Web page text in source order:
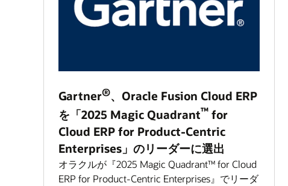
Gartner®、Oracle Fusion Cloud ERP
を「2025 Magic Quadrant™ for
Cloud ERP for Product-Centric
Enterprises」のリーダーに選出
オラクルが『2025 Magic Quadrant™ for Cloud
ERP for Product-Centric Enterprises』でリーダ